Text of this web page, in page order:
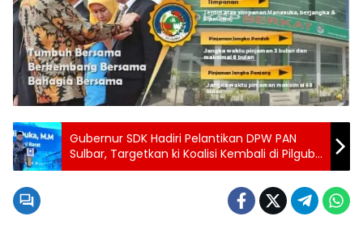
Gubernur SDK Hadiri Pelantikan DPW PAN
Sulbar, Targetkan ki Koalisi Kembali di Pilgub
2029